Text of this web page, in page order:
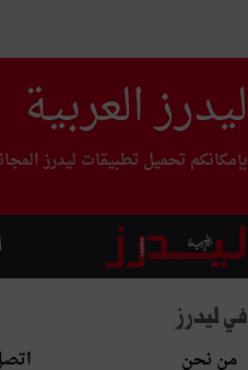
ليدرز العربية
بإمكانكم تحميل تطبيقات ليدرز
في ليدرز
من نحن